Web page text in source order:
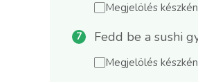
Megjelölés
Fedd be a sushi
Megjelölés